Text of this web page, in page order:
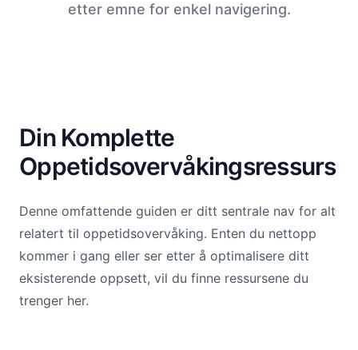
etter emne for enkel navigering.
Din Komplette
Oppetidsovervåkingsressurs
Denne omfattende guiden er ditt sentrale nav for alt
relatert til oppetidsovervåking. Enten du nettopp
kommer i gang eller ser etter å optimalisere ditt
eksisterende oppsett, vil du finne ressursene du
trenger her.